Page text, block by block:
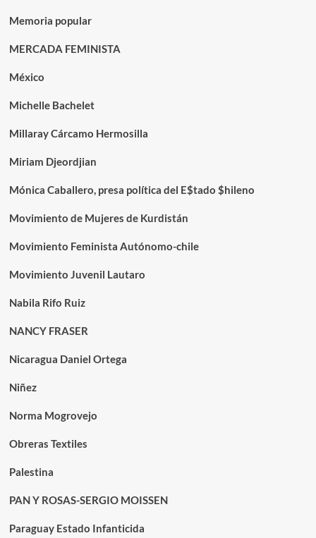
Memoria popular
MERCADA FEMINISTA
México
Michelle Bachelet
Millaray Cárcamo Hermosilla
Miriam Djeordjian
Mónica Caballero, presa política del E$tado $hileno
Movimiento de Mujeres de Kurdistán
Movimiento Feminista Autónomo-chile
Movimiento Juvenil Lautaro
Nabila Rifo Ruiz
NANCY FRASER
Nicaragua Daniel Ortega
Niñez
Norma Mogrovejo
Obreras Textiles
Palestina
PAN Y ROSAS-SERGIO MOISSEN
Paraguay Estado Infanticida